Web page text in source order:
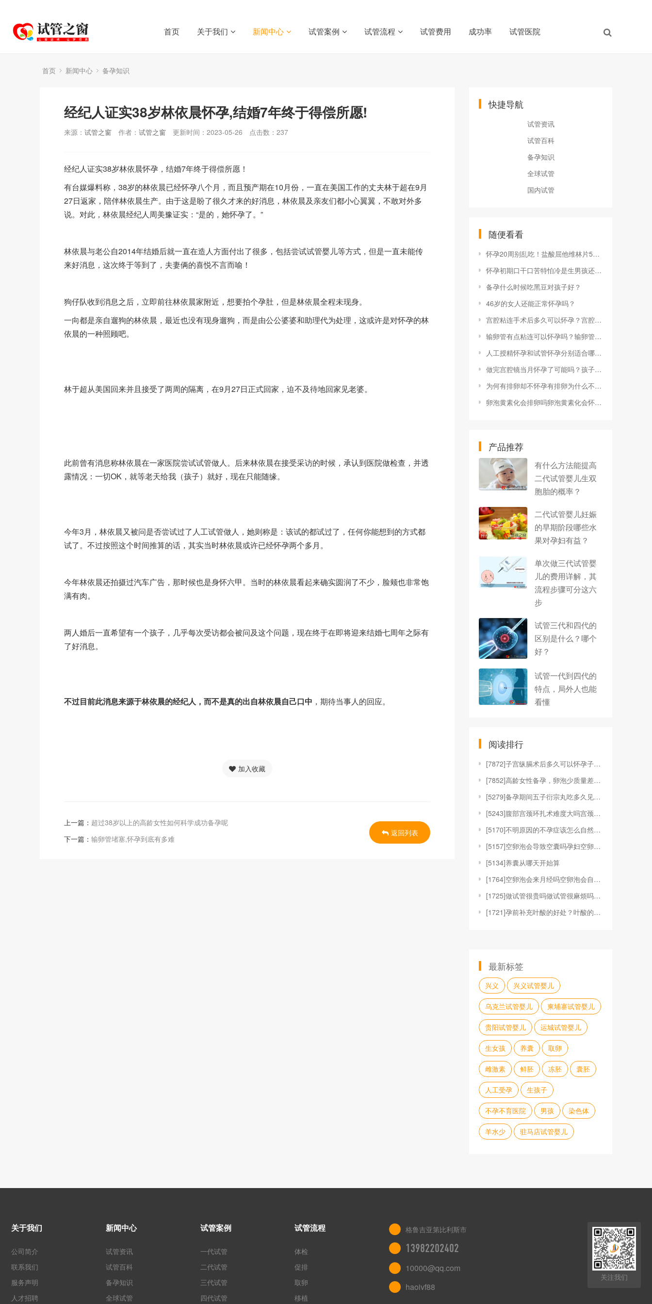
首页 关于我们 新闻中心 试管案例 试管流程 试管费用 成功率 试管医院
首页 新闻中心 备孕知识
经纪人证实38岁林依晨怀孕,结婚7年终于得偿所愿!
来源： 试管之窗 作者： 试管之窗 更新时间：2023-05-26 点击数： 237
经纪人证实38岁林依晨怀孕，结婚7年终于得偿所愿！
有台媒爆料称，38岁的林依晨已经怀孕八个月，而且预产期在10月份，一直在美国工作的丈夫林于超在9月
27日返家，陪伴林依晨生产。由于这是盼了很久才来的好消息，林依晨及亲友们都小心翼翼，不敢对外多
说。对此，林依晨经纪人周美豫证实：“是的，她怀孕了。”
林依晨与老公自2014年结婚后就一直在造人方面付出了很多，包括尝试试管婴儿等方式，但是一直未能传
来好消息，这次终于等到了，夫妻俩的喜悦不言而喻！
狗仔队收到消息之后，立即前往林依晨家附近，想要拍个孕肚，但是林依晨全程未现身。
一向都是亲自遛狗的林依晨，最近也没有现身遛狗，而是由公公婆婆和助理代为处理，这或许是对怀孕的林
依晨的一种照顾吧。
林于超从美国回来并且接受了两周的隔离，在9月27日正式回家，迫不及待地回家见老婆。
此前曾有消息称林依晨在一家医院尝试试管做人。后来林依晨在接受采访的时候，承认到医院做检查，并透
露情况：一切OK，就等老天给我（孩子）就好，现在只能随缘。
今年3月，林依晨又被问是否尝试过了人工试管做人，她则称是：该试的都试过了，任何你能想到的方式都
试了。不过按照这个时间推算的话，其实当时林依晨或许已经怀孕两个多月。
今年林依晨还拍摄过汽车广告，那时候也是身怀六甲。当时的林依晨看起来确实圆润了不少，脸颊也非常饱
满有肉。
两人婚后一直希望有一个孩子，几乎每次受访都会被问及这个问题，现在终于在即将迎来结婚七周年之际有
了好消息。
不过目前此消息来源于林依晨的经纪人，而不是真的出自林依晨自己口中 ，期待当事人的回应。
加入收藏
上一篇： 超过38岁以上的高龄女性如何科学成功备孕呢
下一篇： 输卵管堵塞,怀孕到底有多难
返回列表
快捷导航
试管资讯
试管百科
备孕知识
全球试管
国内试管
随便看看
怀孕20周别乱吃！盐酸屈他维林片5大禁忌人群了解一下
怀孕初期口干口苦特怕冷是生男孩还是女孩的预兆？
备孕什么时候吃黑豆对孩子好？
46岁的女人还能正常怀孕吗？
宫腔粘连手术后多久可以怀孕？宫腔粘连手术后可以怀孕吗？
输卵管有点粘连可以怀孕吗？输卵管粘连对怀孕有影响吗？
人工授精怀孕和试管怀孕分别适合哪些情况
做完宫腔镜当月怀孕了可能吗？孩子健康吗？
为何有排卵却不怀孕有排卵为什么不怀孕 这5个原因才是元凶
卵泡黄素化会排卵吗卵泡黄素化会怀孕吗
产品推荐
有什么方法能提高
二代试管婴儿生双
胞胎的概率？
二代试管婴儿妊娠
的早期阶段哪些水
果对孕妇有益？
单次做三代试管婴
儿的费用详解，其
流程步骤可分这六
步
试管三代和四代的
区别是什么？哪个
好？
试管一代到四代的
特点，局外人也能
看懂
阅读排行
[7872]子宫纵膈术后多久可以怀孕子宫纵隔手术后容
[7852]高龄女性备孕，卵泡少质量差该如何改善？
[5279]备孕期间五子衍宗丸吃多久见效备孕教程备孕
[5243]腹部宫颈环扎术难度大吗宫颈环扎腹扎后多久
[5170]不明原因的不孕症该怎么自然怀孕？
[5157]空卵泡会导致空囊吗孕妇空卵泡的概率大吗空
[5134]养囊从哪天开始算
[1764]空卵泡会来月经吗空卵泡会自己消失吗空卵泡
[1725]做试管很贵吗做试管很麻烦吗做试管婴儿很犹
[1721]孕前补充叶酸的好处？叶酸的作用
最新标签
兴义 兴义试管婴儿
乌克兰试管婴儿 柬埔寨试管婴儿
贵阳试管婴儿 运城试管婴儿
生女孩 养囊 取卵
雌激素 鲜胚 冻胚 囊胚
人工受孕 生孩子
不孕不育医院 男孩 染色体
羊水少 驻马店试管婴儿
关于我们
公司简介
联系我们
服务声明
人才招聘
新闻中心
试管资讯
试管百科
备孕知识
全球试管
试管案例
一代试管
二代试管
三代试管
四代试管
试管流程
体检
促排
取卵
移植
格鲁吉亚第比利斯市
13982202402
10000@qq.com
haoivf88
关注我们